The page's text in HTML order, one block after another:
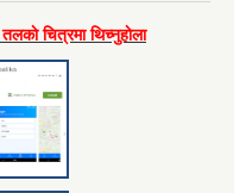
चित्रमा थिच्नुहाेला